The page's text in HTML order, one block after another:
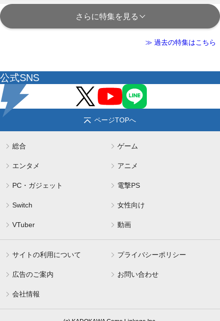
さらに特集を見る
≫ 過去の特集はこちら
公式SNS
ページTOPへ
総合 ゲーム
エンタメ アニメ
PC・ガジェット 電撃PS
Switch 女性向け
VTuber 動画
サイトの利用について プライバシーポリシー
広告のご案内 お問い合わせ
会社情報